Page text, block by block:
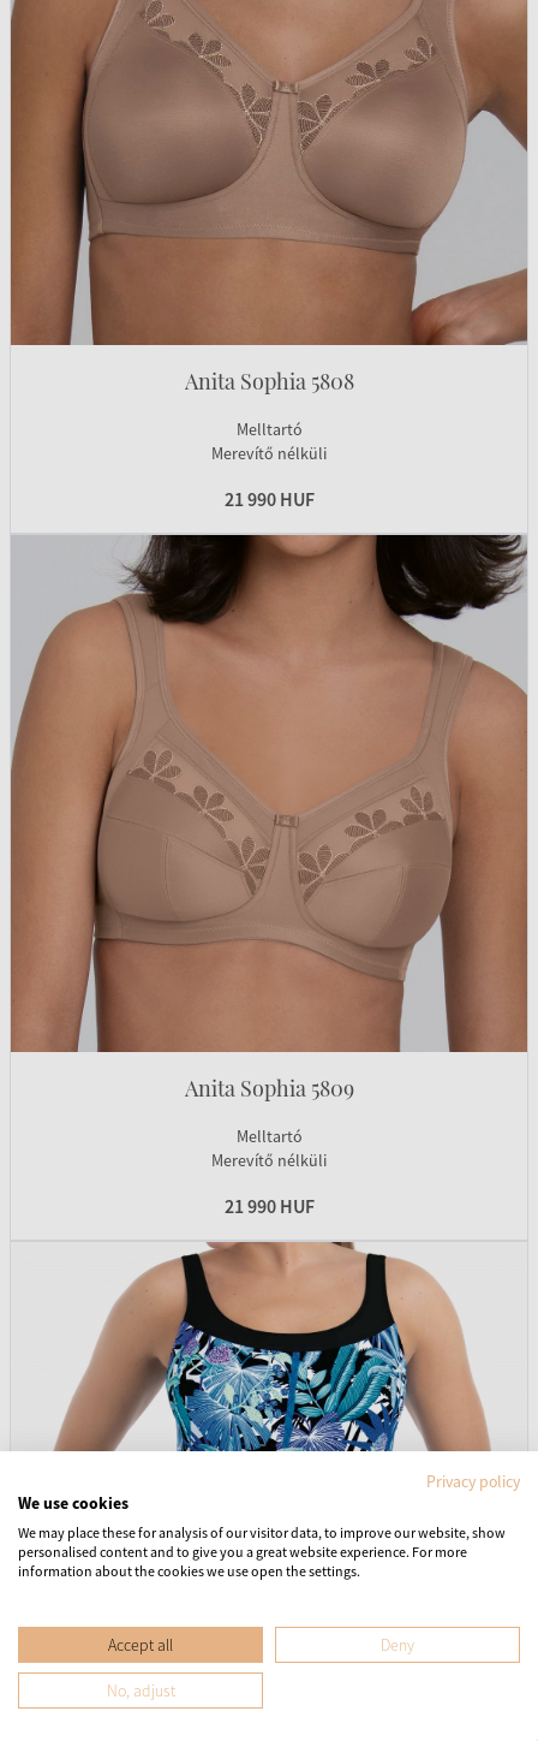
Anita Sophia 5808
Melltartó
Merevítő nélküli
21 990 HUF
Anita Sophia 5809
Melltartó
Merevítő nélküli
21 990 HUF
Privacy policy
We use cookies
We may place these for analysis of our visitor data, to improve our website, show
personalised content and to give you a great website experience. For more
information about the cookies we use open the settings.
Accept all Deny
No, adjust